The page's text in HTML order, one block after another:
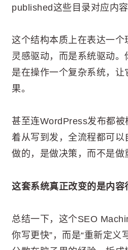
published这些目录对应内容
这个结构本质上在表达一个
灵感驱动，而是系统驱动。
是在操作一个复杂系统，让
果。
甚至连WordPress发布都被
着从写到发，全流程都可以
做的，是做决策，而不是做
这套系统真正改变的是内容
总结一下，这个SEO
你写更快”，而是“重新定义